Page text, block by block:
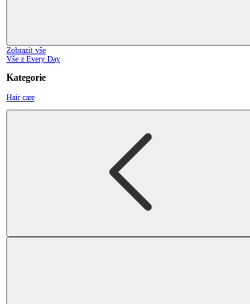
Zobrazit vše
Vše z Every Day
Kategorie
Hair care